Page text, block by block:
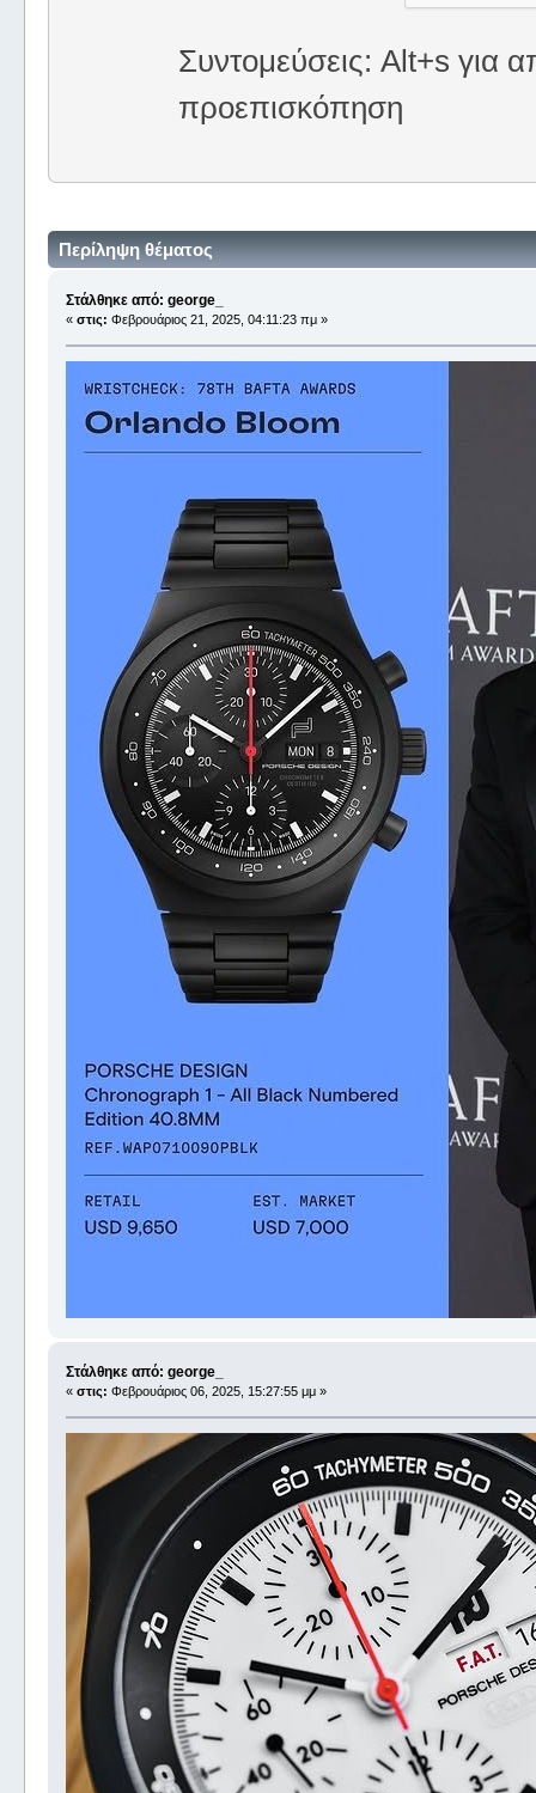
Συντομεύσεις: Alt+s για
προεπισκόπηση
Περίληψη θέματος
Στάλθηκε από: george_
« στις: Φεβρουάριος 21, 2025, 04:11:23 πμ »
Στάλθηκε από: george_
« στις: Φεβρουάριος 06, 2025, 15:27:55 μμ »